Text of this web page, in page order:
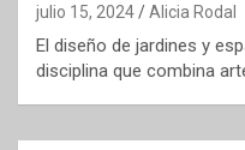
julio 15, 2024 Alicia Rodal
El diseño de jardines y
disciplina que combina